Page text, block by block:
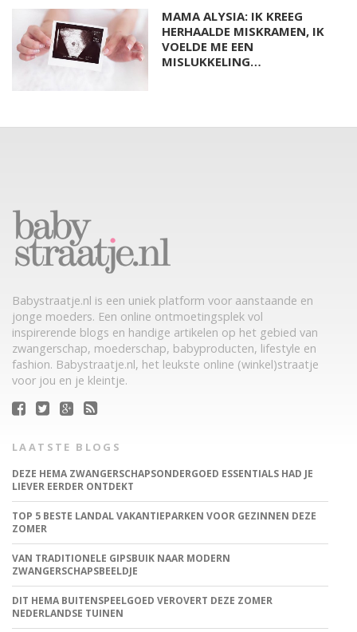
MAMA ALYSIA: IK KREEG
HERHAALDE MISKRAMEN, IK
VOELDE ME EEN
MISLUKKELING…
Babystraatje.nl is een uniek platform voor aanstaande en
jonge moeders. Een online ontmoetingsplek vol
inspirerende blogs en handige artikelen op het gebied van
zwangerschap, moederschap, babyproducten, lifestyle en
fashion. Babystraatje.nl, het leukste online (winkel)straatje
voor jou en je kleintje.
LAATSTE BLOGS
DEZE HEMA ZWANGERSCHAPSONDERGOED ESSENTIALS HAD JE
LIEVER EERDER ONTDEKT
TOP 5 BESTE LANDAL VAKANTIEPARKEN VOOR GEZINNEN DEZE
ZOMER
VAN TRADITIONELE GIPSBUIK NAAR MODERN
ZWANGERSCHAPSBEELDJE
DIT HEMA BUITENSPEELGOED VEROVERT DEZE ZOMER
NEDERLANDSE TUINEN